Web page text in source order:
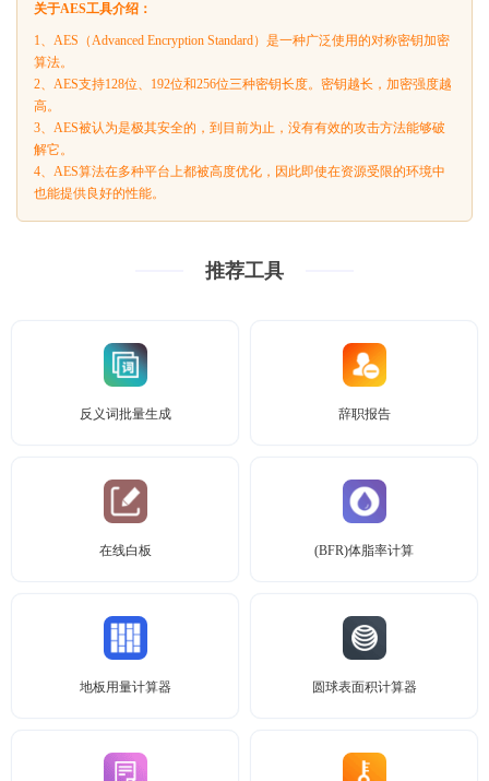
关于AES工具介绍：
1、AES（Advanced Encryption Standard）是一种广泛使用的对称密钥加密
算法。
2、AES支持128位、192位和256位三种密钥长度。密钥越长，加密强度越
高。
3、AES被认为是极其安全的，到目前为止，没有有效的攻击方法能够破
解它。
4、AES算法在多种平台上都被高度优化，因此即使在资源受限的环境中
也能提供良好的性能。
推荐工具
反义词批量生成 辞职报告
在线白板 (BFR)体脂率计算
地板用量计算器 圆球表面积计算器